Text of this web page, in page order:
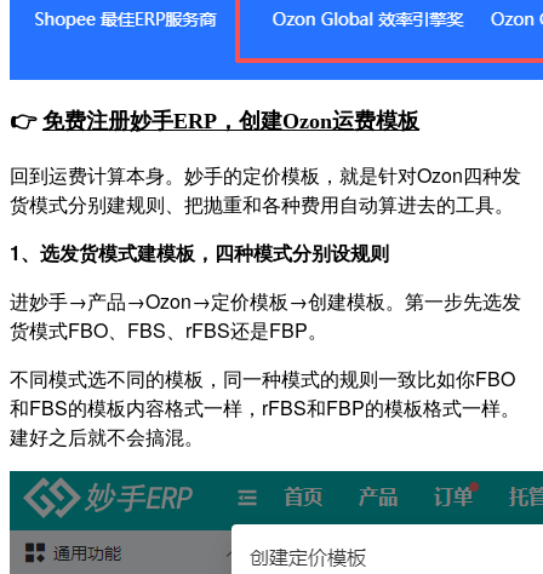
👉 免费注册妙手ERP，创建Ozon运费模板
回到运费计算本身。妙手的定价模板，就是针对Ozon四种发
货模式分别建规则、把抛重和各种费用自动算进去的工具。
1、选发货模式建模板，四种模式分别设规则
进妙手→产品→Ozon→定价模板→创建模板。第一步先选发
货模式FBO、FBS、rFBS还是FBP。
不同模式选不同的模板，同一种模式的规则一致比如你FBO
和FBS的模板内容格式一样，rFBS和FBP的模板格式一样。
建好之后就不会搞混。